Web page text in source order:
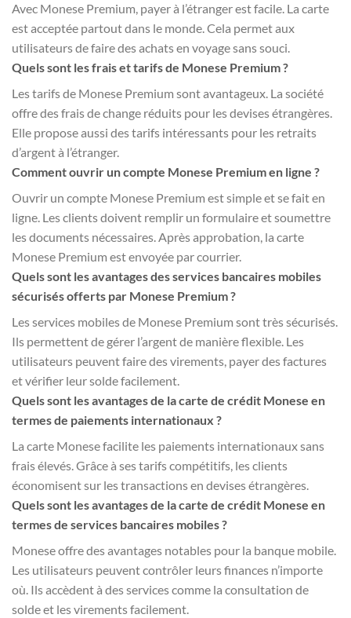
Avec Monese Premium, payer à l’étranger est facile. La carte
est acceptée partout dans le monde. Cela permet aux
utilisateurs de faire des achats en voyage sans souci.
Quels sont les frais et tarifs de Monese Premium ?
Les tarifs de Monese Premium sont avantageux. La société
offre des frais de change réduits pour les devises étrangères.
Elle propose aussi des tarifs intéressants pour les retraits
d’argent à l’étranger.
Comment ouvrir un compte Monese Premium en ligne ?
Ouvrir un compte Monese Premium est simple et se fait en
ligne. Les clients doivent remplir un formulaire et soumettre
les documents nécessaires. Après approbation, la carte
Monese Premium est envoyée par courrier.
Quels sont les avantages des services bancaires mobiles
sécurisés offerts par Monese Premium ?
Les services mobiles de Monese Premium sont très sécurisés.
Ils permettent de gérer l’argent de manière flexible. Les
utilisateurs peuvent faire des virements, payer des factures
et vérifier leur solde facilement.
Quels sont les avantages de la carte de crédit Monese en
termes de paiements internationaux ?
La carte Monese facilite les paiements internationaux sans
frais élevés. Grâce à ses tarifs compétitifs, les clients
économisent sur les transactions en devises étrangères.
Quels sont les avantages de la carte de crédit Monese en
termes de services bancaires mobiles ?
Monese offre des avantages notables pour la banque mobile.
Les utilisateurs peuvent contrôler leurs finances n’importe
où. Ils accèdent à des services comme la consultation de
solde et les virements facilement.